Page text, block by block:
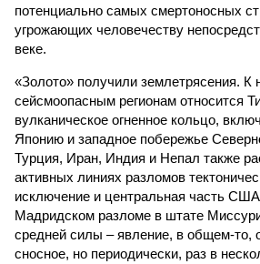
потенциально самых смертоносных
угрожающих человечеству
веке.
«Золото» получили землетрясения. К
сейсмоопасным регионам относится
вулканическое огненное кольцо,
Японию и западное побережье
Турция, Иран, Индия и Непал также
активных линиях разломов
исключение и центральная часть
Мадридском разломе в штате
средней силы – явление, в общем-то,
сносное, но периодически, раз в